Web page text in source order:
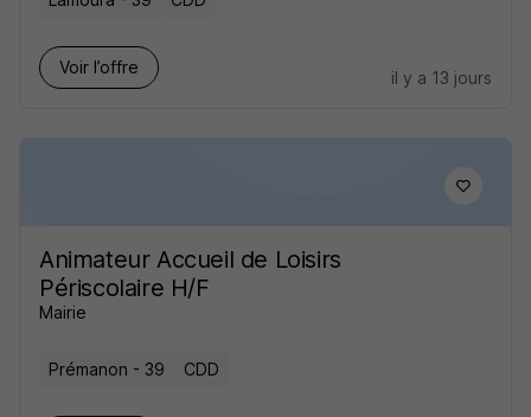
Voir l’offre
il y a 13 jours
Animateur Accueil de Loisirs
Périscolaire H/F
Mairie
Prémanon - 39 CDD